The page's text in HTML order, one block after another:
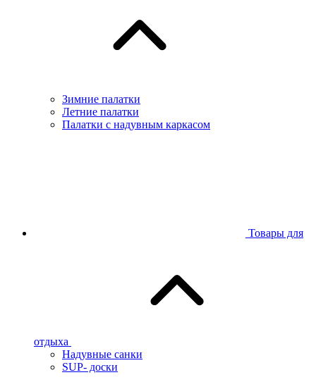
Зимние палатки
Летние палатки
Палатки с надувным каркасом
Товары для
отдыха
Надувные санки
SUP- доски